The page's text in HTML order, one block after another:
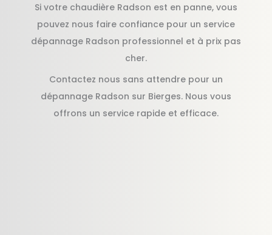
Si votre chaudière Radson est en panne, vous
pouvez nous faire confiance pour un service
dépannage Radson professionnel et à prix pas
cher.
Contactez nous sans attendre pour un
dépannage Radson sur Bierges. Nous vous
offrons un service rapide et efficace.